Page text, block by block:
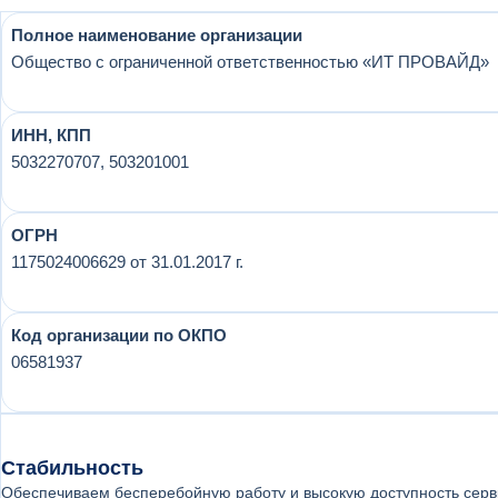
Полное наименование организации
Общество с ограниченной ответственностью «ИТ ПРОВАЙД»
ИНН, КПП
5032270707, 503201001
ОГРН
1175024006629 от 31.01.2017 г.
Код организации по ОКПО
06581937
Стабильность
Обеспечиваем бесперебойную работу и высокую доступность